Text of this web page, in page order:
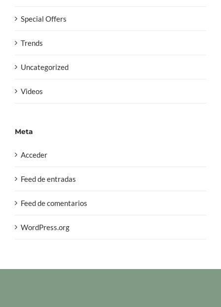
Special Offers
Trends
Uncategorized
Videos
Meta
Acceder
Feed de entradas
Feed de comentarios
WordPress.org